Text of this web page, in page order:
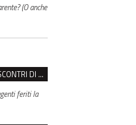
(O anche
MINACCE ONLINE A LEPORE DOPO GLI SCONTRI DI BOLOGNA, ASSEGNATA LA SCORTA AL SINDACO
feriti la